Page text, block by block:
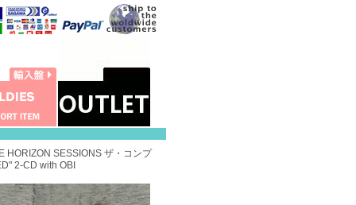
HORIZON SESSIONS ザ・コンプ
2-CD with OBI